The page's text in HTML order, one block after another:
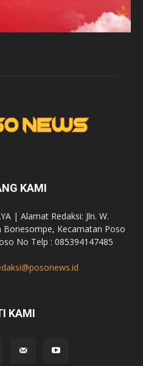
KAMI
| Alamat Redaksi: Jln. W.
Bonesompe, Kecamatan Poso
No Telp : 085394147485
KAMI